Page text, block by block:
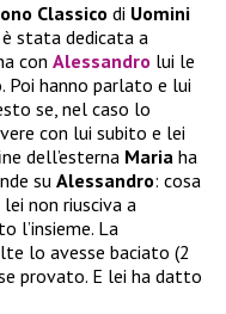
Classico di Uomini
è stata dedicata a
con Alessandro lui le
Poi hanno parlato e lui
se, nel caso lo
con lui subito e lei
dell’esterna Maria ha
su Alessandro: cosa
lei non riusciva a
l’insieme. La
lo avesse baciato (2
provato. E lei ha datto